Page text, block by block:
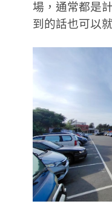
場，通常都是
到的話也可以